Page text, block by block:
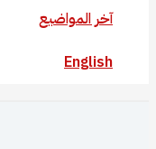
آخر المواضيع
English